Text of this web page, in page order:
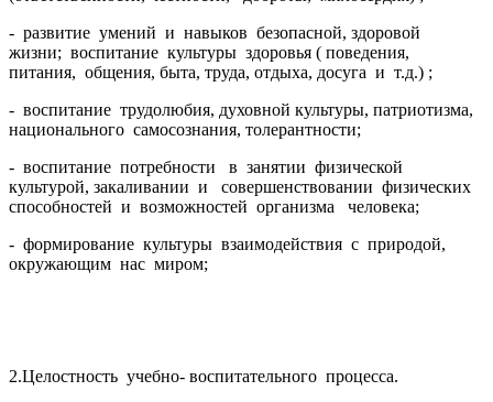
- развитие умений и навыков безопасной, здоровой
жизни; воспитание культуры здоровья ( поведения,
питания, общения, быта, труда, отдыха, досуга и т.д.) ;
- воспитание трудолюбия, духовной культуры, патриотизма,
национального самосознания, толерантности;
- воспитание потребности в занятии физической
культурой, закаливании и совершенствовании физических
способностей и возможностей организма человека;
- формирование культуры взаимодействия с природой,
окружающим нас миром;
2.Целостность учебно- воспитательного процесса.